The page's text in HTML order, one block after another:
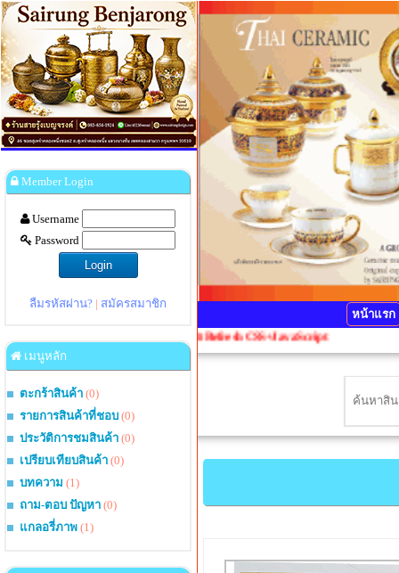
Member Login
Username
Password
ลืมรหัสผ่าน? | สมัครสมาชิก
เมนูหลัก
ตะกร้าสินค้า (0)
รายการสินค้าที่ชอบ (0)
ประวัติการชมสินค้า (0)
เปรียบเทียบสินค้า (0)
บทความ (1)
ถาม-ตอบ ปัญหา (0)
แกลอรี่ภาพ (1)
หน้าแรก
กดปุ่ม Ctrl+F5 1 ครั้งเพื่อ Refresh CSS+JavaScript